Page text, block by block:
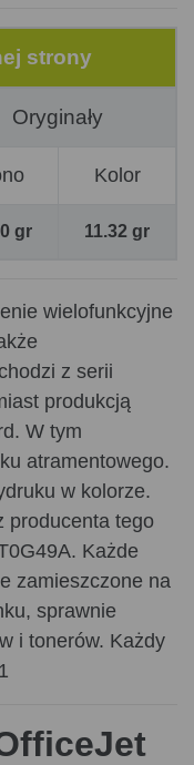
strony
Oryginały
Kolor
gr 11.32 gr
wielofunkcyjne
z serii
produkcją
W tym
atramentowego.
w kolorze.
producenta tego
Każde
zamieszczone na
sprawnie
i tonerów. Każdy